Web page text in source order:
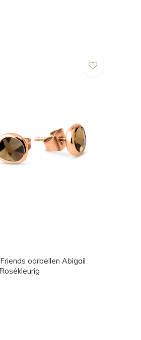
oorbellen Abigail